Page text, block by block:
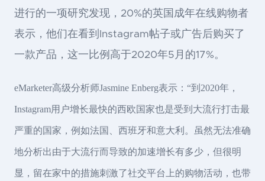
进行的一项研究发现，20%的英国成年在线购物者
表示，他们在看到Instagram帖子或广告后购买了
一款产品，这一比例高于2020年5月的17%。
eMarketer高级分析师Jasmine Enberg表示：“到2020年，
Instagram用户增长最快的西欧国家也是受到大流行打击最
严重的国家，例如法国、西班牙和意大利。虽然无法准确
地分析出由于大流行而导致的加速增长有多少，但很明
显，留在家中的措施刺激了社交平台上的购物活动，也带